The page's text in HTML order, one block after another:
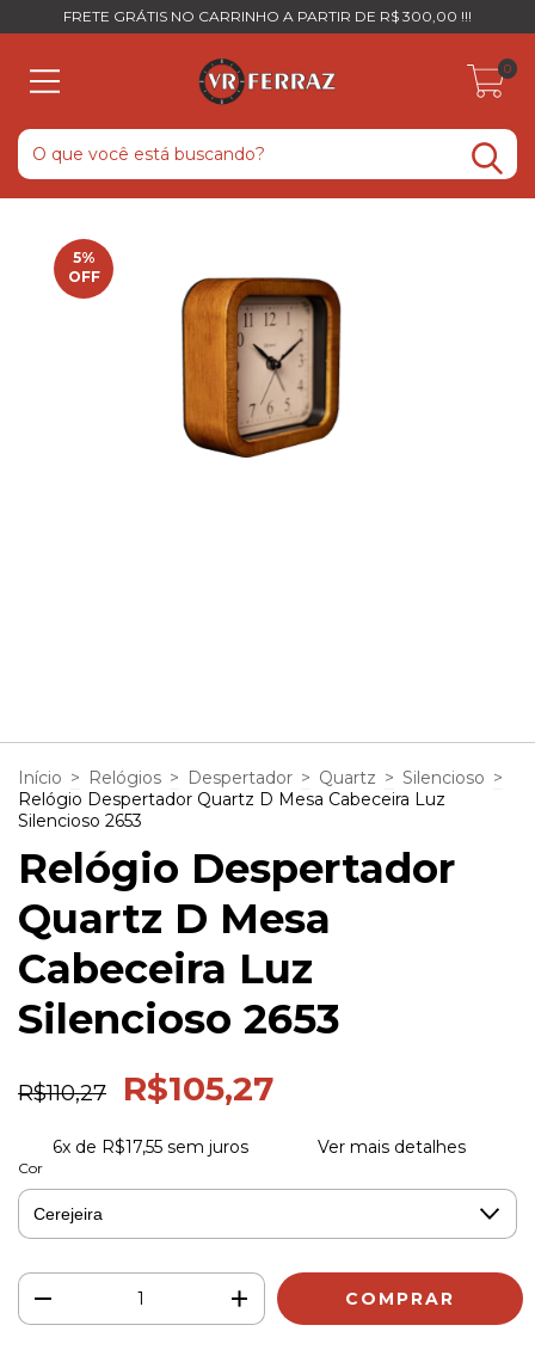
FRETE GRÁTIS NO CARRINHO A PARTIR DE R$ 300,00 !!!
0
5%
OFF
Início > Relógios > Despertador > Quartz > Silencioso >
Relógio Despertador Quartz D Mesa Cabeceira Luz
Silencioso 2653
Relógio Despertador
Quartz D Mesa
Cabeceira Luz
Silencioso 2653
R$110,27 R$105,27
6x de R$17,55sem juros Ver mais detalhes
Cor